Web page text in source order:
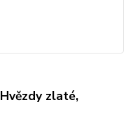
zlaté,